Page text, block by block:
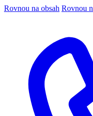
Rovnou na obsah Rovnou